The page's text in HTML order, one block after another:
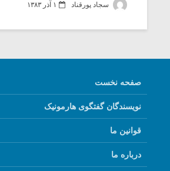
سجاد پورقناد ۱ آذر ۱۳۸۳
صفحه نخست
نویسندگان گفتگوی هارمونیک
قوانین ما
درباره ما